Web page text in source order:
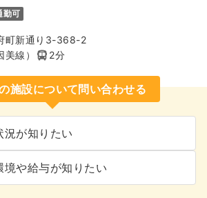
勤可
町新通り3-368-2
線）
2分
施設について問い合わせる
況が知りたい
境や給与が知りたい